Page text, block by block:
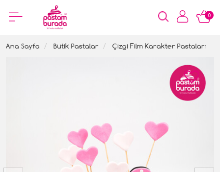
0
Ana Sayfa Butik Pastalar Çizgi Film Karakter Pastaları